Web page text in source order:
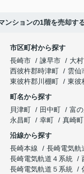
ンションの1階を売却す
市区町村から探す
長崎市
諫早市 大
西彼杵郡時津町
雲仙
東彼杵郡川棚町
東彼
町名から探す
貝津町
田中町 富
永昌町
幸町 真崎町
沿線から探す
長崎本線
長崎電気軌
長崎電気軌道４系統
長崎電気軌道５系統